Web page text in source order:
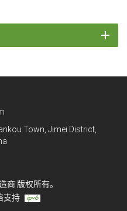
Town, Jimei District,
商 版权所有。
支持